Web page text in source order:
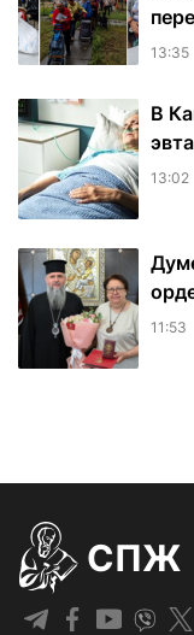
13:35
В
13:02
11:53
СПЖ